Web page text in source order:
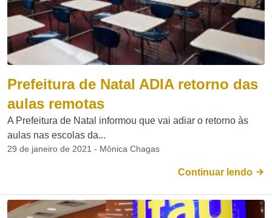
Prefeitura de Natal ADIA retorno das
aulas remotas
A Prefeitura de Natal informou que vai adiar o retorno às
aulas nas escolas da...
29 de janeiro de 2021 - Mônica Chagas
Continuar lendo